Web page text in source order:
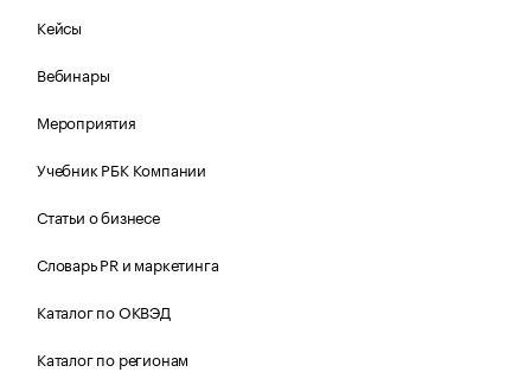
Кейсы
Вебинары
Мероприятия
Учебник РБК Компании
Статьи о бизнесе
Словарь PR и маркетинга
Каталог по ОКВЭД
Каталог по регионам